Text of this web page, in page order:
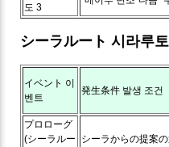
도 3
シーラルート 시라루토
イベント 이
벤트
発生条件 발생 조건
プロローグ
(シーラルー
シーラからの提案